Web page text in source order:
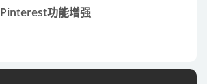
Pinterest功能增强